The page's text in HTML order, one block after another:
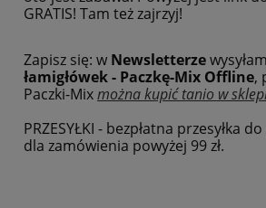
GRATIS! Tam też zajrzyj!
Zapisz się: w Newsletterze
łamigłówek - Paczkę-Mix Offline,
Paczki-Mixmożna kupić tanio w
PRZESYŁKI - bezpłatna przesyłka
dla zamówienia powyżej 99 zł.